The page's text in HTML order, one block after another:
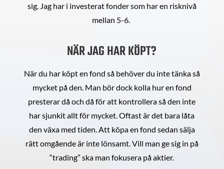
sig. Jag har i investerat fonder som har en risknivå
mellan 5-6.
NÄR JAG HAR KÖPT?
När du har köpt en fond så behöver du inte tänka så
mycket på den. Man bör dock kolla hur en fond
presterar då och då för att kontrollera så den inte
har sjunkit allt för mycket. Oftast är det bara låta
den växa med tiden. Att köpa en fond sedan sälja
rätt omgående är inte lönsamt. Vill man ge sig in på
“trading” ska man fokusera på aktier.